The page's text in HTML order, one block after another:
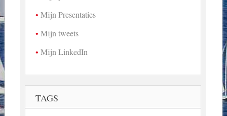
Mijn Presentaties
Mijn tweets
Mijn LinkedIn
TAGS